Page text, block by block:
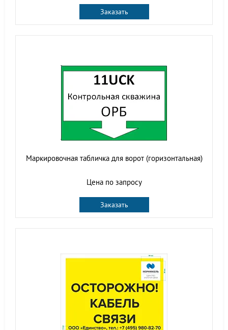
Заказать
Маркировочная табличка для ворот (горизонтальная)
Цена по запросу
Заказать